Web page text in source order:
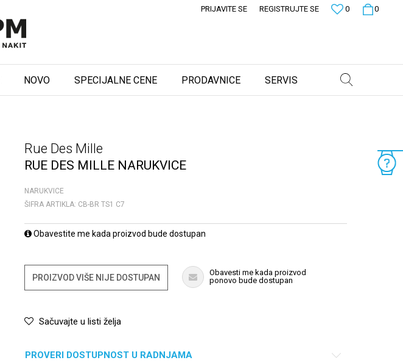
0
0
PRIJAVITE SE REGISTRUJTE SE
NOVO SPECIJALNE CENE PRODAVNICE SERVIS
Rue Des Mille
RUE DES MILLE NARUKVICE
NARUKVICE
ŠIFRA ARTIKLA: CB-BR TS1 C7
Obavestite me kada proizvod bude dostupan
PROIZVOD VIŠE NIJE DOSTUPAN
Obavesti me kada proizvod
ponovo bude dostupan
Sačuvajte u listi želja
PROVERI DOSTUPNOST U RADNJAMA